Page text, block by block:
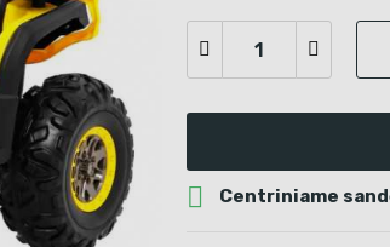
 Centriniame